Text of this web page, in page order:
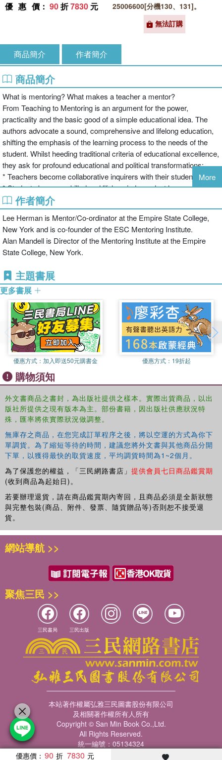
優惠價 ： 90折7830 元
25006600[分機130、131]。
無法訂購
商品簡介 作者簡介
商品簡介
What is mentoring? What makes a teacher a mentor?
From Teaching to Mentoring is an argument for the power,
practicality and the basic good of a simple educational idea. The
authors advocate a sound, comprehensive and lifelong education,
shifting the emphasis of the learning process to the needs of the
student. Whilst heeding traditional criteria of educational excellence,
they ask for profound educational and political transformations:
* Teachers become collaborative inquirers with their students
* Students become skilled and lifelong independent learners
* Academic institutions become learning communities embracing
the full diversity of human curiosity and experience.
The book covers discussion on what mentoring is, and why it is
now so much in demand. It details the distinctive features of
mentoring, including asking questions, students' reflections and
responses and collaborative curriculum planning.
using a variety of illuminating case studies, the authors offer a
stimulating and thorough examination of mentoring. This
combination of theory and practice will be invaluable to anyone
involved in the teaching of adults in further and higher education, as
well as university administrators, programme directors and
developing and training officers.
More
作者簡介
Lee Herman is Mentor/Co-ordinator at the Empire State College,
New York and is co-founder of the ESC Mentoring Institute.
Alan Mandell is Director of the Mentoring Institute at the Empire
State College, New York.
主題書展
更多書展
優惠方式： 加入即送50元購書金 優惠方式： 19折起
購物須知
外文書商品之書封，為出版社提供之樣本。實際出貨商品，以出
版社所提供之現有版本為主。部份書籍，因出版社供應狀況特
殊，匯率將依實際狀況做調整。
無庫存之商品，在您完成訂單程序之後，將以空運的方式為你下
單調貨。為了縮短等待的時間，建議您將外文書與其他商品分開
下單，以獲得最快的取貨速度，平均調貨時間為1~2個月。
為了保護您的權益，「三民網路書店」 提供會員七日商品鑑賞期
(收到商品為起始日)。
若要辦理退貨，請在商品鑑賞期內寄回，且商品必須是全新狀態
與完整包裝(商品、附件、發票、隨貨贈品等)否則恕不接受退
貨。
優惠價： 90 7830
網站導航 >>
聚焦三民 >>
三民書局 三民出版
本站著作權屬弘雅三民圖書股份有限公司
及相關著作權所有人所有
Copyright © San Min Book Co.,Ltd.
All Rights Reserved.
統一編號：05134324